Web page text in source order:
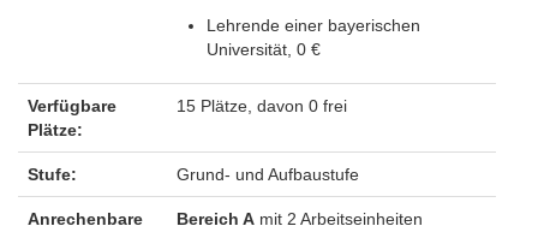
Lehrende einer bayerischen
Universität, 0 €
Verfügbare
Plätze:
15 Plätze, davon 0 frei
Stufe: Grund- und Aufbaustufe
Anrechenbare
Bereich A mit 2 Arbeitseinheiten